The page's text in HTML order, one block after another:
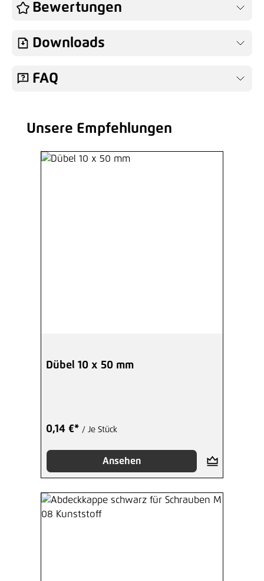
Bewertungen
Downloads
FAQ
Produktgalerie überspringen
Unsere Empfehlungen
Dübel 10 x 50 mm
0,14 €* / Je Stück
Ansehen